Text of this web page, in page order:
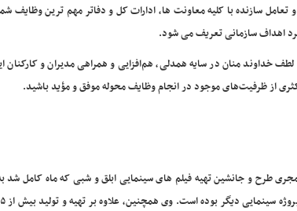
سازنده با کلیه معاونت ها، ادارات کل و دفاتر مهم ترین وظایف
اهداف سازمانی تعریف می شود.
خداوند منان در سایه همدلی، هم‌افزایی و همراهی مدیران و کارکنان
از ظرفیت‌های موجود در انجام وظایف محوله موفق و مؤید باشید.
پیش از این، مجری طرح و جانشین تهیه فیلم های سینمایی ابلق و شبی که ماه کامل